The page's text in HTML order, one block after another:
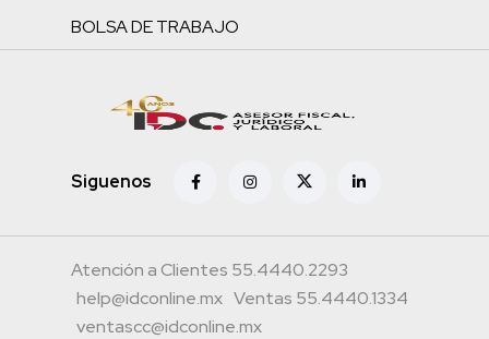
BOLSA DE TRABAJO
Siguenos
Atención a Clientes 55.4440.2293
help@idconline.mx Ventas 55.4440.1334
ventascc@idconline.mx